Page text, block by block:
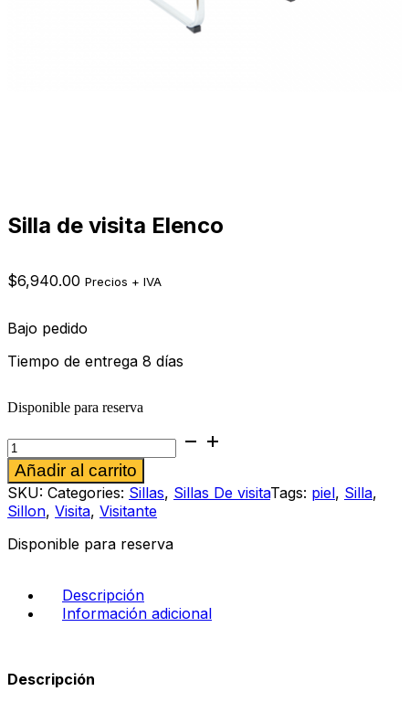
Silla de visita Elenco
$6,940.00 Precios + IVA
Bajo pedido
Tiempo de entrega 8 días
Disponible para reserva
Silla
de
visita
Elenco
cantidad
Añadir al carrito
SKU: Categories: Sillas, Sillas De visitaTags: piel, Silla,
Sillon, Visita, Visitante
Disponible para reserva
Descripción
Información adicional
Descripción